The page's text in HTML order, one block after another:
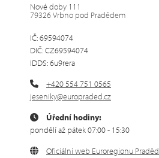
Nové doby 111
79326 Vrbno pod Pradědem
IČ: 69594074
DIČ: CZ69594074
IDDS: 6u9rera
+420 554 751 0565
jeseniky@europraded.cz
Úřední hodiny:
pondělí až pátek 07:00 - 15:30
Oficiální web Euroregionu Praděd